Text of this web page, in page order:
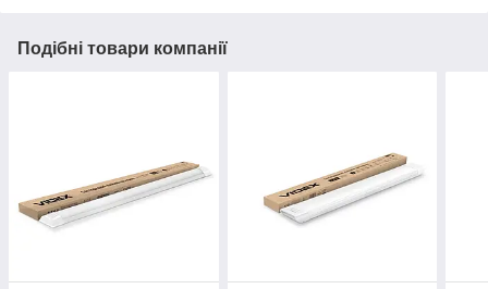
Подібні товари компанії